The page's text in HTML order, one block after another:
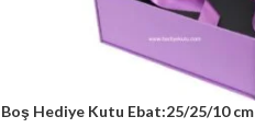
Boş Hediye Kutu Ebat:25/25/10 cm